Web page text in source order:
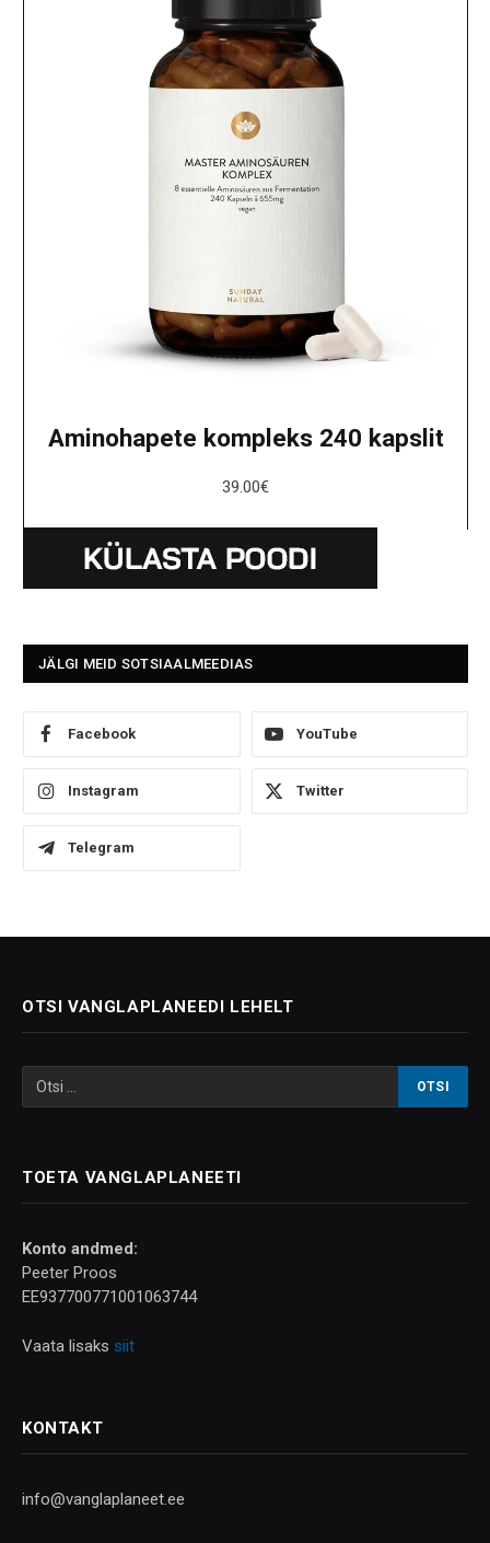
Aminohapete kompleks 240 kapslit
39.00€
JÄLGI MEID SOTSIAALMEEDIAS
Facebook YouTube
Instagram Twitter
Telegram
OTSI VANGLAPLANEEDI LEHELT
TOETA VANGLAPLANEETI
Konto andmed:
Peeter Proos
EE937700771001063744
Vaata lisaks siit
KONTAKT
info@vanglaplaneet.ee